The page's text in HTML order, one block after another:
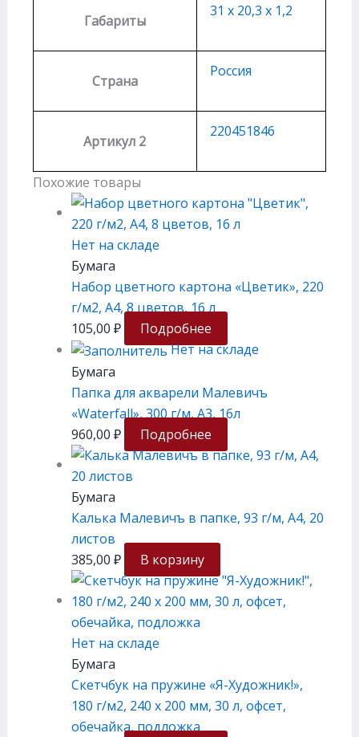
Габариты
31 х 20,3 х 1,2
Страна
Россия
Артикул 2
220451846
Похожие товары
Нет на складе
Бумага
Набор цветного картона «Цветик», 220
г/м2, А4, 8 цветов, 16 л
105,00 ₽
Подробнее
Нет на складе
Бумага
Папка для акварели Малевичъ
«Waterfall», 300 г/м, А3, 16л
960,00 ₽ Подробнее
Бумага
Калька Малевичъ в папке, 93 г/м, А4, 20
листов
385,00 ₽ В корзину
Нет на складе
Бумага
Скетчбук на пружине «Я-Художник!»,
180 г/м2, 240 х 200 мм, 30 л, офсет,
обечайка, подложка